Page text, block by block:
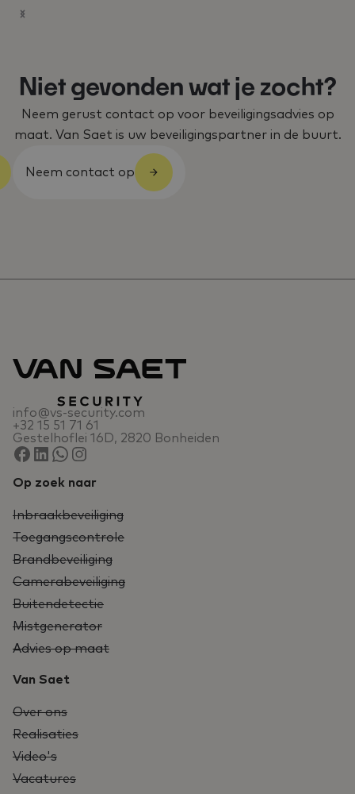
Niet gevonden wat je zocht?
Neem gerust contact op voor beveiligingsadvies op
maat. Van Saet is uw beveiligingspartner in de buurt.
Neem contact op
info@vs-security.com
+32 15 51 71 61
Gestelhoflei 16D, 2820 Bonheiden
Op zoek naar
Inbraakbeveiliging
Toegangscontrole
Brandbeveiliging
Camerabeveiliging
Buitendetectie
Mistgenerator
Advies op maat
Van Saet
Over ons
Realisaties
Video's
Vacatures